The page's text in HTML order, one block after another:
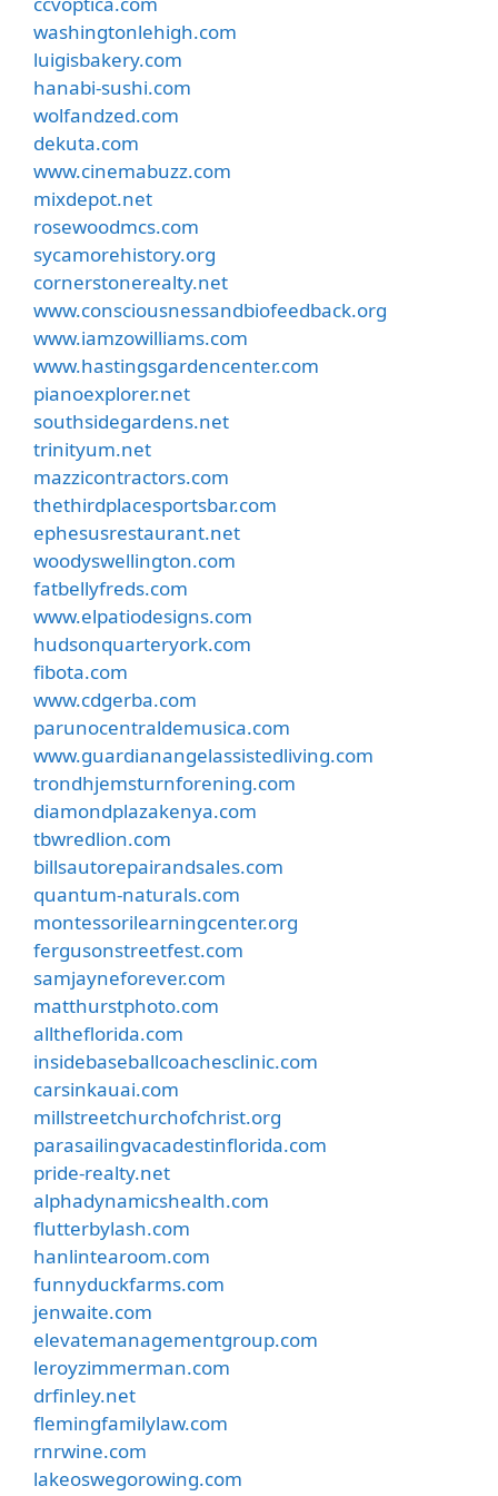
washingtonlehigh.com
luigisbakery.com
hanabi-sushi.com
wolfandzed.com
dekuta.com
www.cinemabuzz.com
mixdepot.net
rosewoodmcs.com
sycamorehistory.org
cornerstonerealty.net
www.consciousnessandbiofeedback.org
www.iamzowilliams.com
www.hastingsgardencenter.com
pianoexplorer.net
southsidegardens.net
trinityum.net
mazzicontractors.com
thethirdplacesportsbar.com
ephesusrestaurant.net
woodyswellington.com
fatbellyfreds.com
www.elpatiodesigns.com
hudsonquarteryork.com
fibota.com
www.cdgerba.com
parunocentraldemusica.com
www.guardianangelassistedliving.com
trondhjemsturnforening.com
diamondplazakenya.com
tbwredlion.com
billsautorepairandsales.com
quantum-naturals.com
montessorilearningcenter.org
fergusonstreetfest.com
samjayneforever.com
matthurstphoto.com
alltheflorida.com
insidebaseballcoachesclinic.com
carsinkauai.com
millstreetchurchofchrist.org
parasailingvacadestinflorida.com
pride-realty.net
alphadynamicshealth.com
flutterbylash.com
hanlintearoom.com
funnyduckfarms.com
jenwaite.com
elevatemanagementgroup.com
leroyzimmerman.com
drfinley.net
flemingfamilylaw.com
rnrwine.com
lakeoswegorowing.com